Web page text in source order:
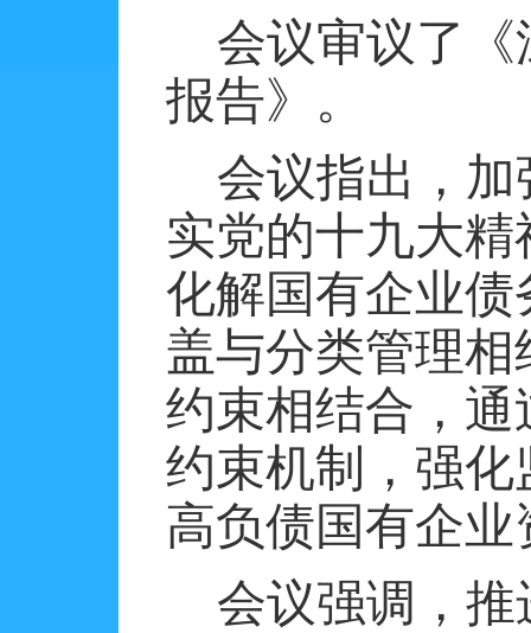
会议审议了
报告》。
会议指出，
实党的十九大
化解国有企业
盖与分类管理
约束相结合，
约束机制，强
高负债国有企
会议强调，